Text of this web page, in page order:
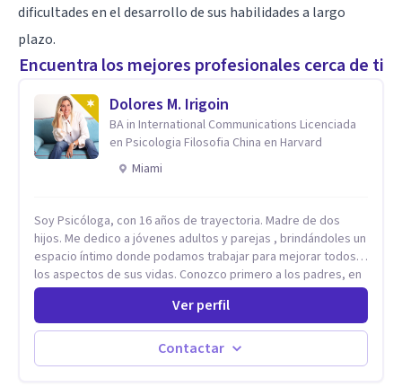
dificultades en el desarrollo de sus habilidades a largo
plazo.
Encuentra los mejores profesionales cerca de ti
Dolores M. Irigoin
BA in International Communications Licenciada
en Psicologia Filosofia China en Harvard
Miami
Soy Psicóloga, con 16 años de trayectoria. Madre de dos
hijos. Me dedico a jóvenes adultos y parejas , brindándoles un
espacio íntimo donde podamos trabajar para mejorar todos
los aspectos de sus vidas. Conozco primero a los padres, en
el caso de niños u adolescentes, para luego seguir la terapia
con sus hijos, apuntalándolos en su futuro personal,
universitario y profesional, siempre conteniendo
paralelamente a los padres y brindándoles un espacio de
seguridad. Hago terapia de pareja y adultos con método
Ver perfil
Contactar